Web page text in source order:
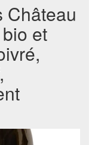
Château
et